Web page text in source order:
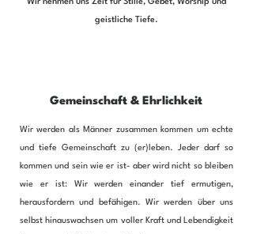
Wir nehmen uns Zeit für Stille, Gebet, Worship und
geistliche Tiefe.
Gemeinschaft & Ehrlichkeit
Wir werden als Männer zusammen kommen um echte
und tiefe Gemeinschaft zu (er)leben. Jeder darf so
kommen und sein wie er ist- aber wird nicht so bleiben
wie er ist: Wir werden einander tief ermutigen,
herausfordern und befähigen. Wir werden über uns
selbst hinauswachsen um voller Kraft und Lebendigkeit